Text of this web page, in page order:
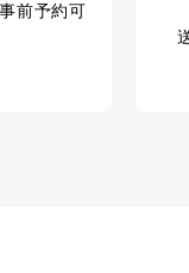
・アクセス・利用・提
前予約可